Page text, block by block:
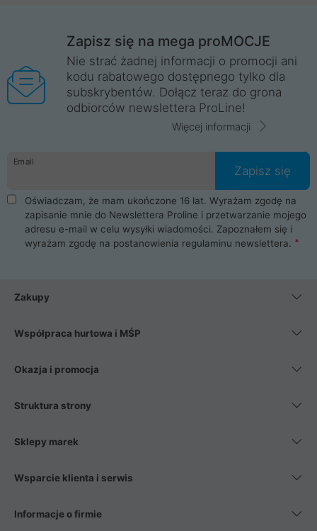
Zapisz się na mega proMOCJE
Nie strać żadnej informacji o promocji ani
kodu rabatowego dostępnego tylko dla
subskrybentów. Dołącz teraz do grona
odbiorców newslettera ProLine!
Więcej informacji
Email
Zapisz się
Oświadczam, że mam ukończone 16 lat. Wyrażam zgodę na
zapisanie mnie do Newslettera Proline i przetwarzanie mojego
adresu e-mail w celu wysyłki wiadomości. Zapoznałem się i
wyrażam zgodę na postanowienia regulaminu newslettera.
Zakupy
Współpraca hurtowa i MŚP
Okazja i promocja
Struktura strony
Sklepy marek
Wsparcie klienta i serwis
Informacje o firmie